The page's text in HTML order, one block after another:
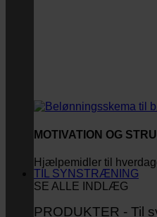
MOTIVATION OG
Hjælpemidler til
SE ALLE INDLÆG
TIL SYNSTRÆNING
PRODUKTER - Til